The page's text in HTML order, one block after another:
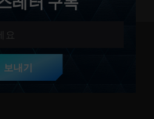
보내기